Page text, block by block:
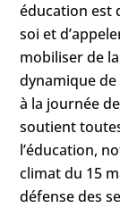
éducation est
soi et
mobiliser de
dynamique
à la journée
soutient
l’éducation,
climat du 15
défense des